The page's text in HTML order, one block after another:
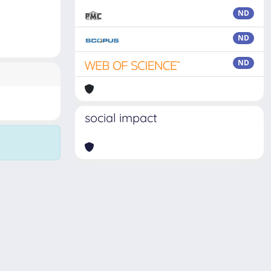
ND
ND
ND
social impact